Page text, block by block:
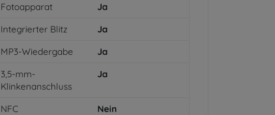
Fotoapparat
Ja
Integrierter Blitz
Ja
MP3-Wiedergabe
Ja
3,5-mm-
Klinkenanschluss
Ja
NFC
Nein